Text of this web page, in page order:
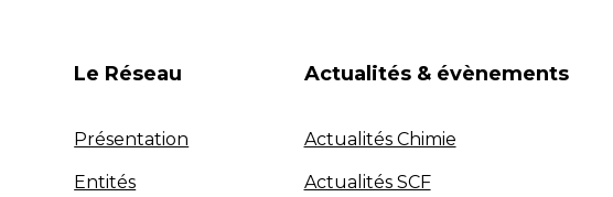
Le Réseau
Présentation
Entités
Actualités & évènements
Actualités Chimie
Actualités SCF